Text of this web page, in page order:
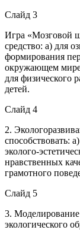
Слайд 3
Игра «Мозговой
средство: а) для
формирования
окружающем мире;
для физического
детей.
Слайд 4
2.
способствовать:
эколого-
нравственных
грамотного
Слайд 5
3. Моделирование
экологического